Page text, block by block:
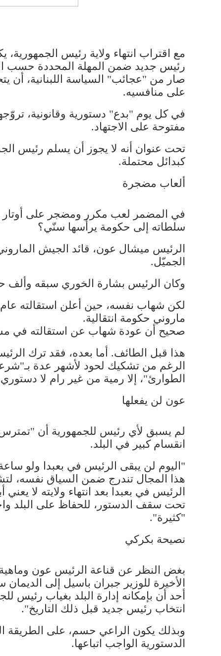
مع اقتراب انتهاء ولاية رئيس
رئيس جديد ضمن المهلة المحددة حسب
صار من "عجائب" السياسة اللبنانية، أن
على منافسيه.
في كل يوم "بدع" دستورية وقانونية،
مفتوحة على الاجتهاد.
تحت عنوان أنه لا يجوز أن يسلم رئيس
كبدائل محتملة.
ألعاب مضجرة
في المضمر لعب مكرر ومضجر على أوتار
سلطاته إلى حكومة يرأسها سنّي؟
الجميّل.
وكان الرئيس بشارة الخوري سبقه وألف حكومة
ماروني حكومة انتقالية.
صحيح أن عودة شهاب عن استقالته في
هذا قبل الطائف. أما بعده، فقد ترك
الرغم من تشكيك لحود لأشهر عدة
الطوارئ"، إلا رمية من غير رام لا دستوري
عون لن يفعلها
لم يسبق لأي رئيس للجمهورية أن
انقسام كبير في البلد.
"اليوم لن يبقى الرئيس في بعبدا ولو
هذا المجال تندرج ضمن السياق نفسه،
الرئيس في بعبدا بعد انتهاء ولايته لا
تحت سقف الدستور، للحفاظ على البلد
"كثيرة".
نصيحة بكركي
بغض النظر عن قناعة الرئيس عون وماهية
الأخيرة للوزير جبران باسيل إلى
أحد أن بإمكانه إدارة البلد بغياب رئيس
انتخاب رئيس جديد قبل ذلك التاريخ".
وبذلك يكون الراعي حسم، على الطريقة
الدستورية الواجب اتباعها.